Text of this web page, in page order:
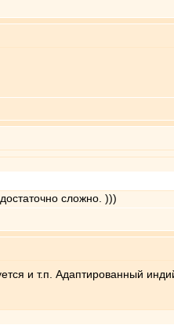
сложно. )))
и т.п. Адаптированный